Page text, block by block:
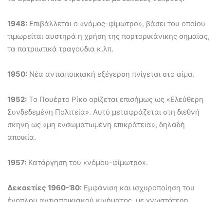
1948: Επιβάλλεται ο «νόμος-φίμωτρο», βάσει του οποίου
τιμωρείται αυστηρά η χρήση της πορτορικάνικης σημαίας,
τα πατριωτικά τραγούδια κ.λπ.
1950: Νέα αντιαποικιακή εξέγερση πνίγεται στο αίμα.
1952: Το Πουέρτο Ρίκο ορίζεται επισήμως ως «Ελεύθερη
Συνδεδεμένη Πολιτεία». Αυτό μεταφράζεται στη διεθνή
σκηνή ως «μη ενσωματωμένη επικράτεια», δηλαδή
αποικία.
1957: Κατάργηση του «νόμου-φίμωτρο».
Δεκαετίες 1960-’80: Εμφάνιση και ισχυροποίηση του